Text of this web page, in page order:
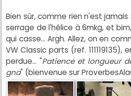
Bien sûr, comme rien n'est
serrage de l'hélice à 6mkg, et
qui casse... Argh. Allez, on en
VW Classic parts (ref.
perdue... "Patience et longueur
gna" (bienvenue sur